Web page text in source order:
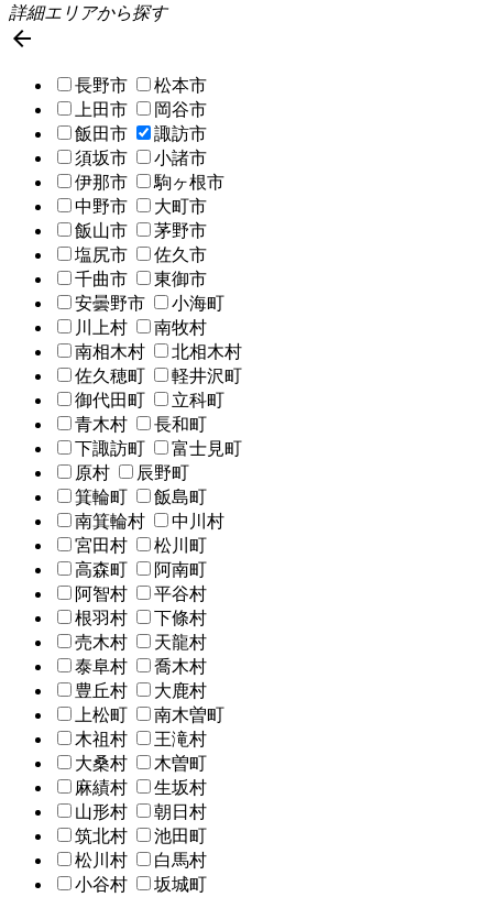
詳細エリアから探す

長野市
松本市
上田市
岡谷市
飯田市
諏訪市
須坂市
小諸市
伊那市
駒ヶ根市
中野市
大町市
飯山市
茅野市
塩尻市
佐久市
千曲市
東御市
安曇野市
小海町
川上村
南牧村
南相木村
北相木村
佐久穂町
軽井沢町
御代田町
立科町
青木村
長和町
下諏訪町
富士見町
原村
辰野町
箕輪町
飯島町
南箕輪村
中川村
宮田村
松川町
高森町
阿南町
阿智村
平谷村
根羽村
下條村
売木村
天龍村
泰阜村
喬木村
豊丘村
大鹿村
上松町
南木曽町
木祖村
王滝村
大桑村
木曽町
麻績村
生坂村
山形村
朝日村
筑北村
池田町
松川村
白馬村
小谷村
坂城町